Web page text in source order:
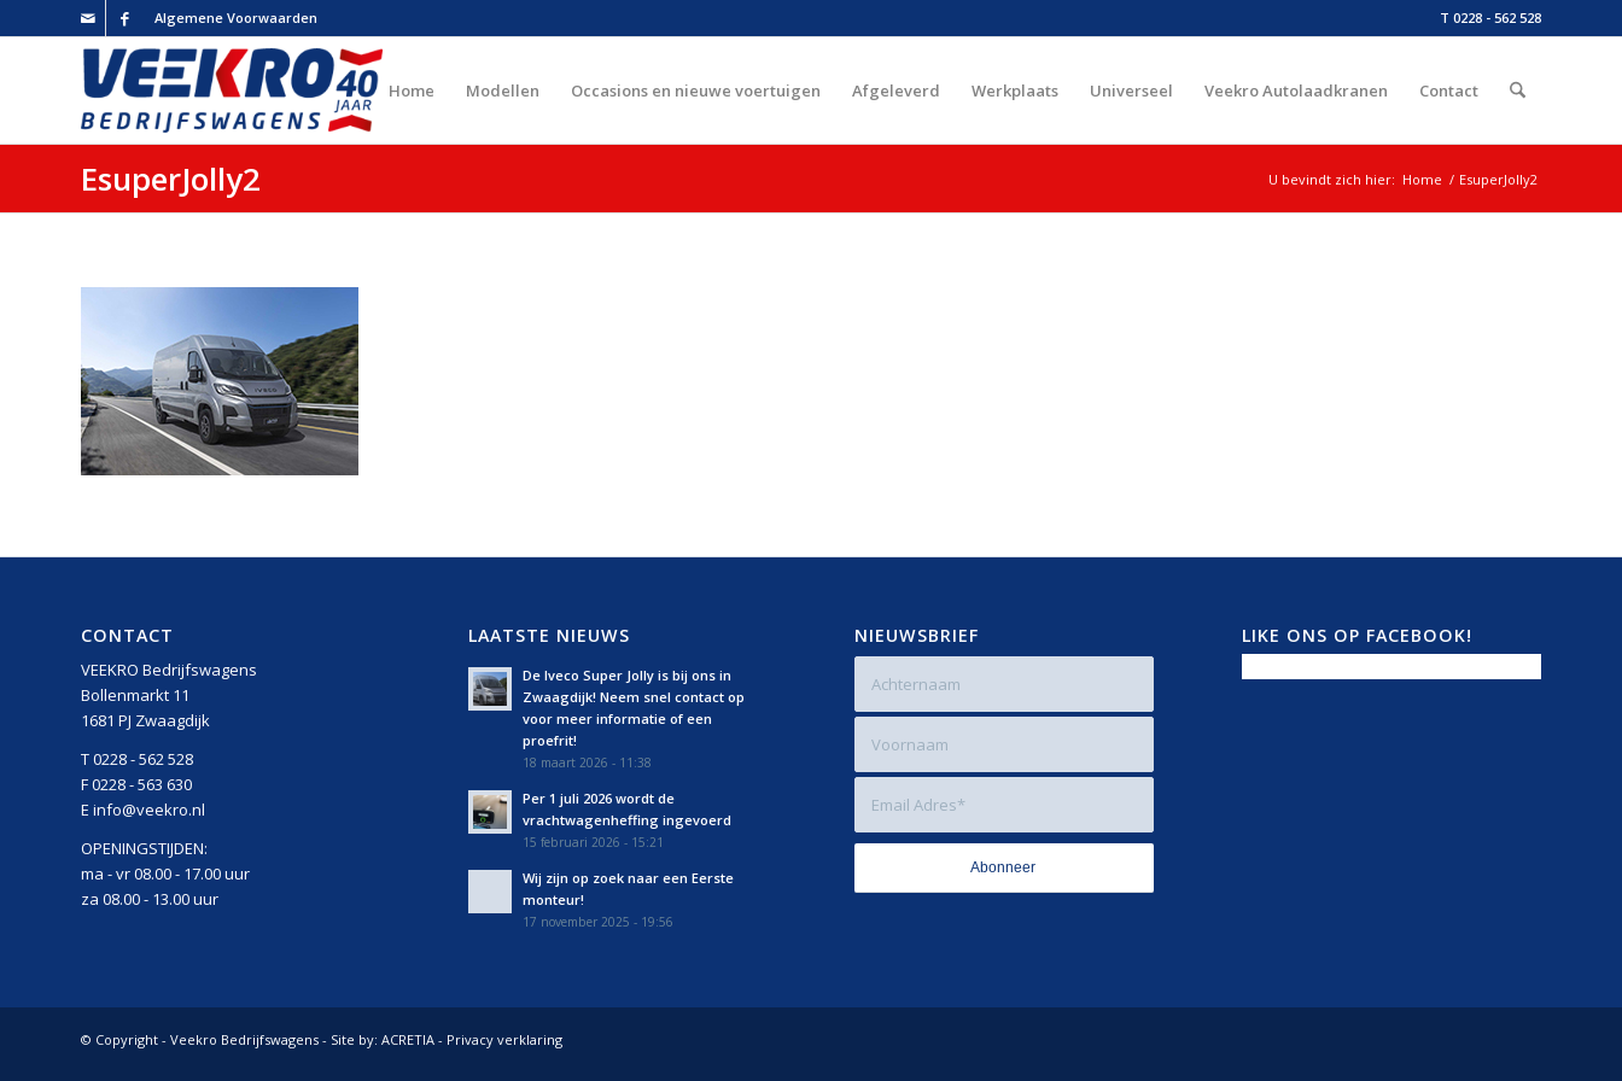
Algemene Voorwaarden T 0228 - 562 528
Home Modellen Occasions en nieuwe voertuigen Afgeleverd Werkplaats Universeel Veekro Autolaadkranen Contact
EsuperJolly2 U bevindt zich hier: Home / EsuperJolly2
CONTACT
VEEKRO Bedrijfswagens
Bollenmarkt 11
1681 PJ Zwaagdijk
T 0228 - 562 528
F 0228 - 563 630
E info@veekro.nl
OPENINGSTIJDEN:
ma - vr 08.00 - 17.00 uur
za 08.00 - 13.00 uur
LAATSTE NIEUWS
De Iveco Super Jolly is bij ons in
Zwaagdijk! Neem snel contact op
voor meer informatie of een
proefrit!
18 maart 2026 - 11:38
Per 1 juli 2026 wordt de
vrachtwagenheffing ingevoerd
15 februari 2026 - 15:21
Wij zijn op zoek naar een Eerste
monteur!
17 november 2025 - 19:56
NIEUWSBRIEF LIKE ONS OP FACEBOOK!
© Copyright - Veekro Bedrijfswagens - Site by: ACRETIA - Privacy verklaring